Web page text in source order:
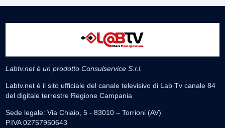
Labtv.net è un prodotto Consulservice S.r.l.
Labtv.net è il sito ufficiale del canale televisivo di Lab Tv canale 84
del digitale terrestre Regione Campania
Sede legale: Via Chiaio, 5 - 83010 – Torrioni (AV)
P.IVA 02757950643